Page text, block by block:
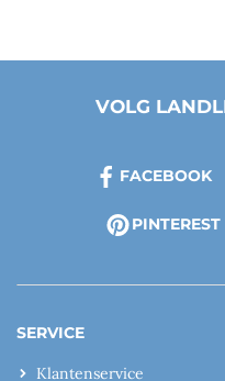
VOLG
FACEBOOK
PINTEREST
SERVICE
Klantenservice